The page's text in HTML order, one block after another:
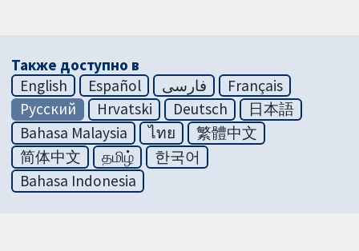
Также доступно в
English
Español فارسی
Français
Русский
Hrvatski Deutsch
日本語
Bahasa Malaysia
ไทย
繁體中文
简体中文
தமிழ்
한국어
Bahasa Indonesia